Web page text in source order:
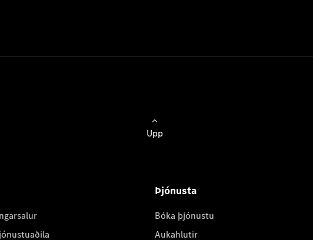
Upp
Þjónusta
Bóka þjónustu
Aukahlutir